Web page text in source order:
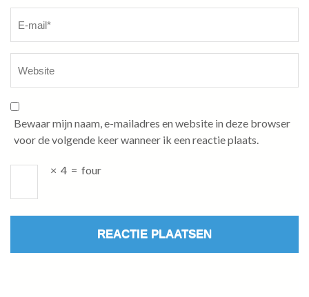
Bewaar mijn naam, e-mailadres en website in deze browser
voor de volgende keer wanneer ik een reactie plaats.
× 4 = four